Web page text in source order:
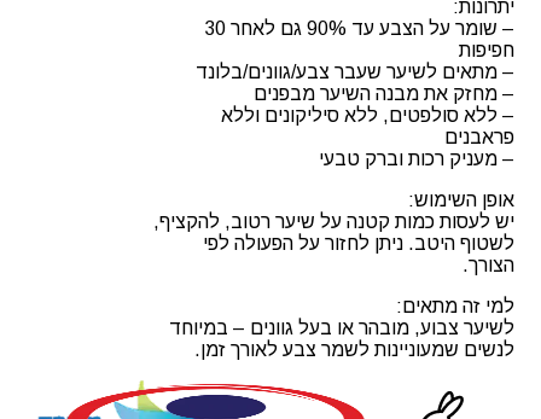
יתרונות:
– שומר על הצבע עד 90% גם לאחר 30
חפיפות
– מתאים לשיער שעבר צבע/גוונים/בלונד
– מחזק את מבנה השיער מבפנים
– ללא סולפטים, ללא סיליקונים וללא
פראבנים
– מעניק רכות וברק טבעי
אופן השימוש:
יש לעסות כמות קטנה על שיער רטוב, להקציף,
לשטוף היטב. ניתן לחזור על הפעולה לפי
הצורך.
למי זה מתאים:
לשיער צבוע, מובהר או בעל גוונים – במיוחד
לנשים שמעוניינות לשמר צבע לאורך זמן.